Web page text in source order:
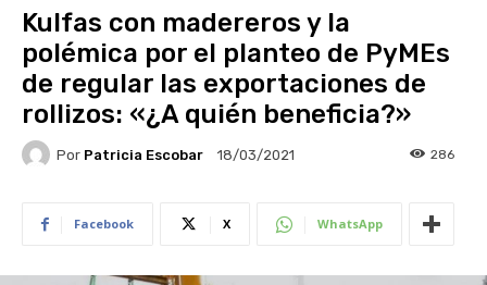
Kulfas con madereros y la
polémica por el planteo de PyMEs
de regular las exportaciones de
rollizos: «¿A quién beneficia?»
Por Patricia Escobar 18/03/2021 286
Facebook X WhatsApp